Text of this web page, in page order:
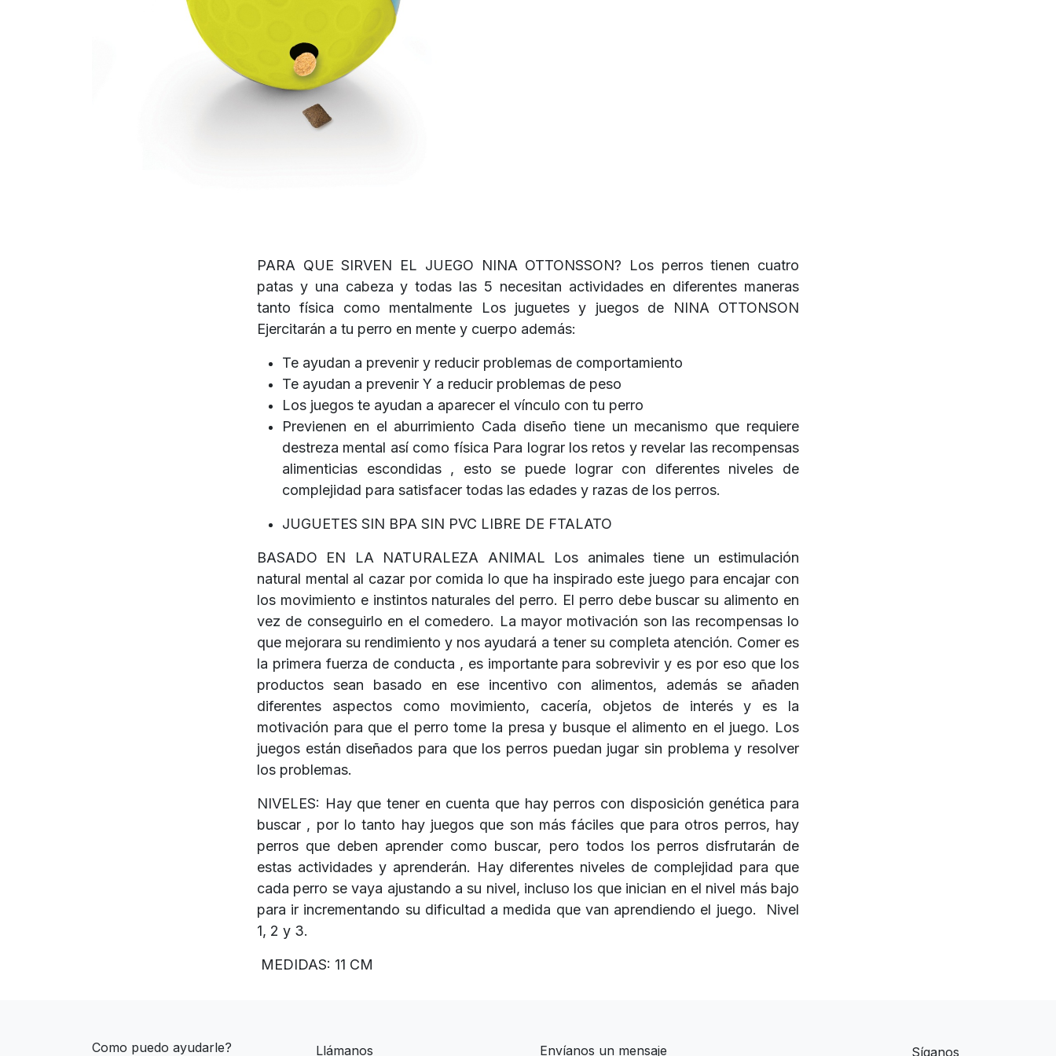
PARA QUE SIRVEN EL JUEGO NINA OTTONSSON? Los perros tienen cuatro
patas y una cabeza y todas las 5 necesitan actividades en diferentes maneras
tanto física como mentalmente Los juguetes y juegos de NINA OTTONSON
Ejercitarán a tu perro en mente y cuerpo además:
Te ayudan a prevenir y reducir problemas de comportamiento
Te ayudan a prevenir Y a reducir problemas de peso
Los juegos te ayudan a aparecer el vínculo con tu perro
Previenen en el aburrimiento Cada diseño tiene un mecanismo que requiere
destreza mental así como física Para lograr los retos y revelar las recompensas
alimenticias escondidas , esto se puede lograr con diferentes niveles de
complejidad para satisfacer todas las edades y razas de los perros.
JUGUETES SIN BPA SIN PVC LIBRE DE FTALATO
BASADO EN LA NATURALEZA ANIMAL Los animales tiene un estimulación
natural mental al cazar por comida lo que ha inspirado este juego para encajar con
los movimiento e instintos naturales del perro. El perro debe buscar su alimento en
vez de conseguirlo en el comedero. La mayor motivación son las recompensas lo
que mejorara su rendimiento y nos ayudará a tener su completa atención. Comer es
la primera fuerza de conducta , es importante para sobrevivir y es por eso que los
productos sean basado en ese incentivo con alimentos, además se añaden
diferentes aspectos como movimiento, cacería, objetos de interés y es la
motivación para que el perro tome la presa y busque el alimento en el juego. Los
juegos están diseñados para que los perros puedan jugar sin problema y resolver
los problemas.
NIVELES: Hay que tener en cuenta que hay perros con disposición genética para
buscar , por lo tanto hay juegos que son más fáciles que para otros perros, hay
perros que deben aprender como buscar, pero todos los perros disfrutarán de
estas actividades y aprenderán. Hay diferentes niveles de complejidad para que
cada perro se vaya ajustando a su nivel, incluso los que inician en el nivel más bajo
para ir incrementando su dificultad a medida que van aprendiendo el juego. Nivel
1, 2 y 3.
MEDIDAS: 11 CM
Como puedo ayudarle? Llámanos Envíanos un mensaje Síganos